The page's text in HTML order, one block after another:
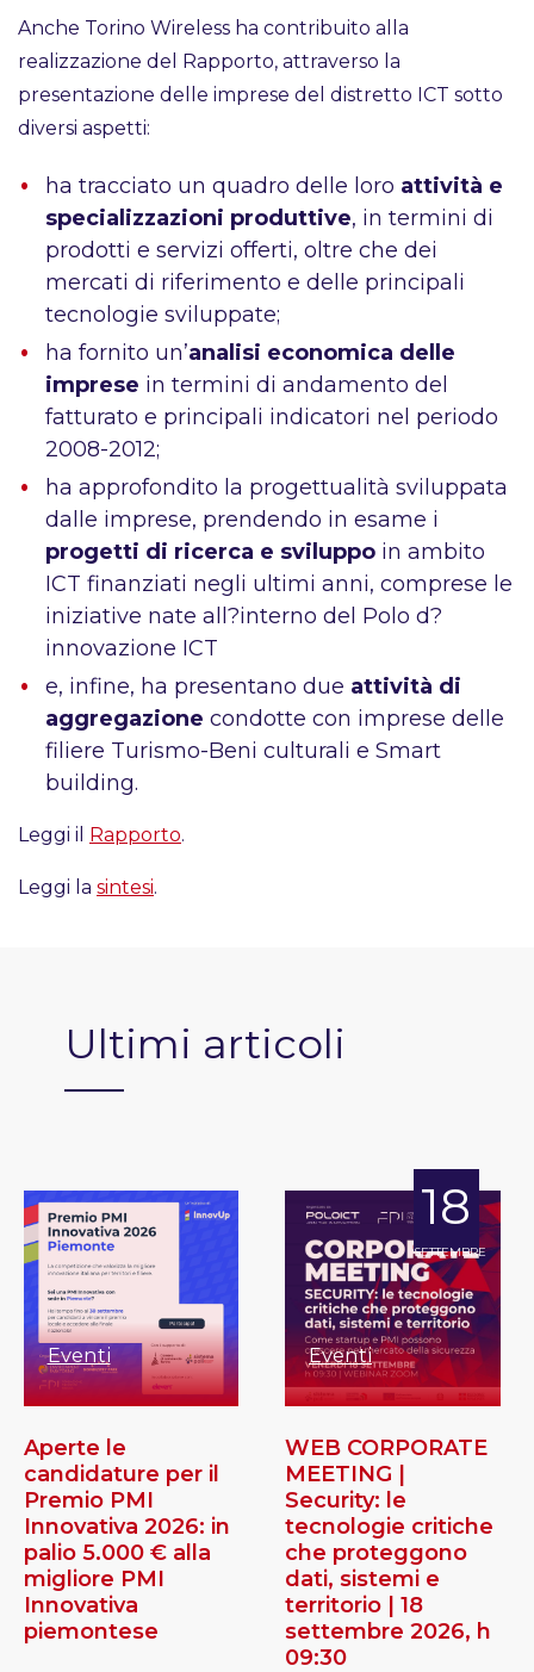
Anche Torino Wireless ha contribuito alla
realizzazione del Rapporto, attraverso la
presentazione delle imprese del distretto ICT sotto
diversi aspetti:
ha tracciato un quadro delle loro attività e
specializzazioni produttive, in termini di
prodotti e servizi offerti, oltre che dei
mercati di riferimento e delle principali
tecnologie sviluppate;
ha fornito un’analisi economica delle
imprese in termini di andamento del
fatturato e principali indicatori nel periodo
2008-2012;
ha approfondito la progettualità sviluppata
dalle imprese, prendendo in esame i
progetti di ricerca e sviluppo in ambito
ICT finanziati negli ultimi anni, comprese le
iniziative nate all?interno del Polo d?
innovazione ICT
e, infine, ha presentano due attività di
aggregazione condotte con imprese delle
filiere Turismo-Beni culturali e Smart
building.
Leggi il Rapporto.
Leggi la sintesi.
Ultimi articoli
Eventi
Aperte le
candidature per il
Premio PMI
Innovativa 2026: in
palio 5.000 € alla
migliore PMI
Innovativa
piemontese
18
SETTEMBRE
Eventi
WEB CORPORATE
MEETING |
Security: le
tecnologie critiche
che proteggono
dati, sistemi e
territorio | 18
settembre 2026, h
09:30